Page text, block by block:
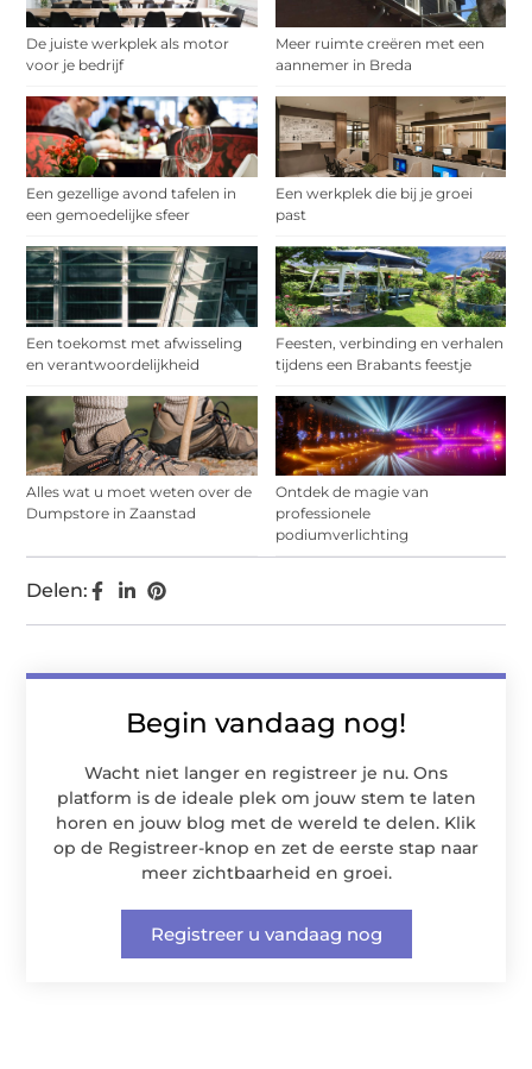
De juiste werkplek als motor
voor je bedrijf
Meer ruimte creëren met een
aannemer in Breda
Een gezellige avond tafelen in
een gemoedelijke sfeer
Een werkplek die bij je groei
past
Een toekomst met afwisseling
en verantwoordelijkheid
Feesten, verbinding en verhalen
tijdens een Brabants feestje
Alles wat u moet weten over de
Dumpstore in Zaanstad
Ontdek de magie van
professionele
podiumverlichting
Begin vandaag nog!
Wacht niet langer en registreer je nu. Ons
platform is de ideale plek om jouw stem te laten
horen en jouw blog met de wereld te delen. Klik
op de Registreer-knop en zet de eerste stap naar
meer zichtbaarheid en groei.
Registreer u vandaag nog
Delen: